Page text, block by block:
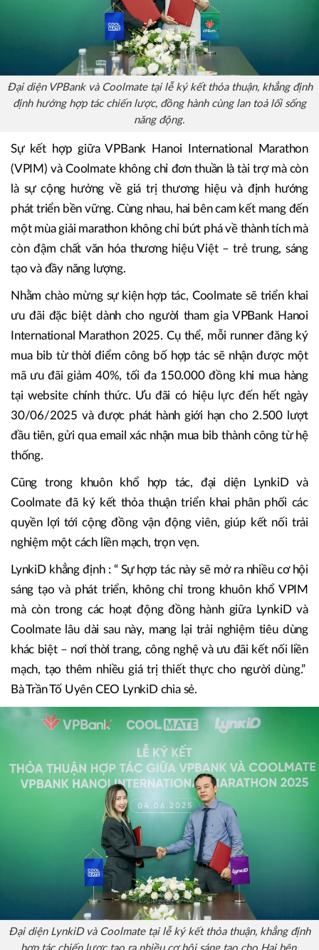
Đại diện VPBank và Coolmate tại lễ ký kết thỏa thuận, khẳng định
định hướng hợp tác chiến lược, đồng hành cùng lan toả lối sống
năng động.
Sự kết hợp giữa VPBank Hanoi International Marathon
(VPIM) và Coolmate không chỉ đơn thuần là tài trợ mà còn
là sự cộng hưởng về giá trị thương hiệu và định hướng
phát triển bền vững. Cùng nhau, hai bên cam kết mang đến
một mùa giải marathon không chỉ bứt phá về thành tích mà
còn đậm chất văn hóa thương hiệu Việt – trẻ trung, sáng
tạo và đầy năng lượng.
Nhằm chào mừng sự kiện hợp tác, Coolmate sẽ triển khai
ưu đãi đặc biệt dành cho người tham gia VPBank Hanoi
International Marathon 2025. Cụ thể, mỗi runner đăng ký
mua bib từ thời điểm công bố hợp tác sẽ nhận được một
mã ưu đãi giảm 40%, tối đa 150.000 đồng khi mua hàng
tại website chính thức. Ưu đãi có hiệu lực đến hết ngày
30/06/2025 và được phát hành giới hạn cho 2.500 lượt
đầu tiên, gửi qua email xác nhận mua bib thành công từ hệ
thống.
Cũng trong khuôn khổ hợp tác, đại diện LynkiD và
Coolmate đã ký kết thỏa thuận triển khai phân phối các
quyền lợi tới cộng đồng vận động viên, giúp kết nối trải
nghiệm một cách liền mạch, trọn vẹn.
LynkiD khẳng định : “ Sự hợp tác này sẽ mở ra nhiều cơ hội
sáng tạo và phát triển, không chỉ trong khuôn khổ VPIM
mà còn trong các hoạt động đồng hành giữa LynkiD và
Coolmate lâu dài sau này, mang lại trải nghiệm tiêu dùng
khác biệt – nơi thời trang, công nghệ và ưu đãi kết nối liền
mạch, tạo thêm nhiều giá trị thiết thực cho người dùng.”
Bà Trần Tố Uyên CEO LynkiD chia sẻ.
Đại diện LynkiD và Coolmate tại lễ ký kết thỏa thuận, khẳng định